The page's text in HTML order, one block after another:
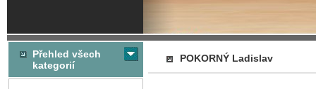
POKORNÝ Ladislav
Přehled všech
kategorií